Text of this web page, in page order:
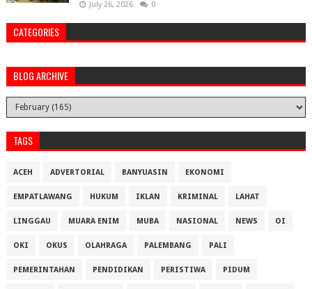
July 26, 2026 0
CATEGORIES
BLOG ARCHIVE
TAGS
ACEH ADVERTORIAL BANYUASIN EKONOMI
EMPATLAWANG HUKUM IKLAN KRIMINAL LAHAT
LINGGAU MUARA ENIM MUBA NASIONAL NEWS OI
OKI OKUS OLAHRAGA PALEMBANG PALI
PEMERINTAHAN PENDIDIKAN PERISTIWA PIDUM